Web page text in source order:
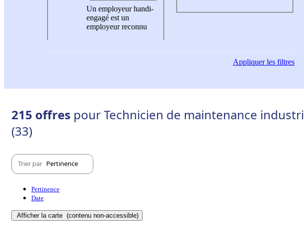
Un employeur handi-
engagé est un
employeur reconnu
Appliquerles filtres
215 offres pour Technicien de maintenance
(33)
Trier par Pertinence
Pertinence
Date
Afficher la carte (contenu non-accessible)